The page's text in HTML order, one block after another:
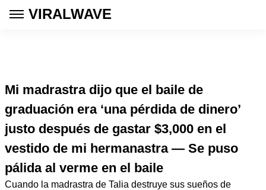
VIRALWAVE
Mi madrastra dijo que el baile de
graduación era ‘una pérdida de dinero’
justo después de gastar $3,000 en el
vestido de mi hermanastra — Se puso
pálida al verme en el baile
Cuando la madrastra de Talia destruye sus sueños de